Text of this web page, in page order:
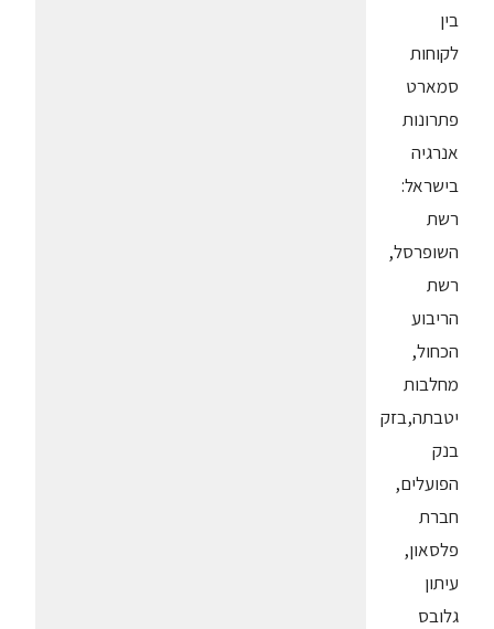
בין
לקוחות
סמארט
פתרונות
אנרגיה
בישראל:
רשת
השופרסל,
רשת
הריבוע
הכחול,
מחלבות
יטבתה,בזק
בנק
הפועלים,
חברת
פלסאון,
עיתון
גלובס